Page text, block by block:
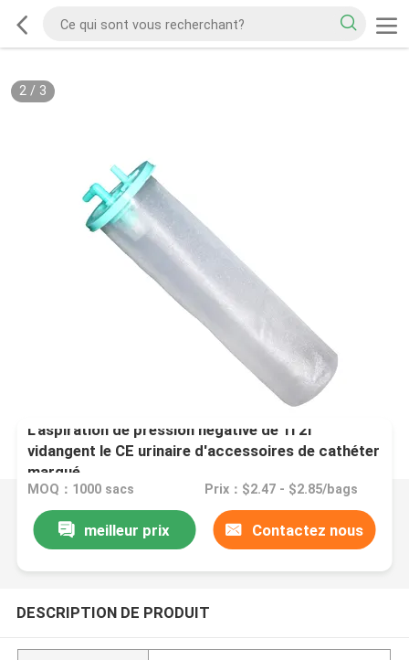
2/ 3
L'aspiration de pression négative de 1l 2l
vidangent le CE urinaire d'accessoires de cathéter
marqué
MOQ：1000 sacs Prix：$2.47 - $2.85/bags
meilleur prix Contactez nous
DESCRIPTION DE PRODUIT